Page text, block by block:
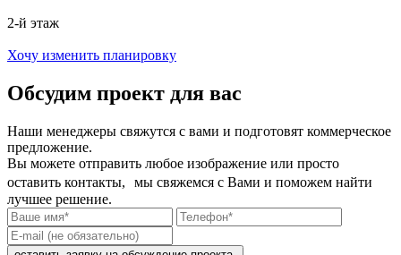
2-й этаж
Хочу изменить планировку
Обсудим проект для вас
Наши менеджеры свяжутся с вами и подготовят коммерческое
предложение.
Вы можете отправить любое изображение или просто
оставить контакты, мы свяжемся с Вами и поможем найти
лучшее решение.